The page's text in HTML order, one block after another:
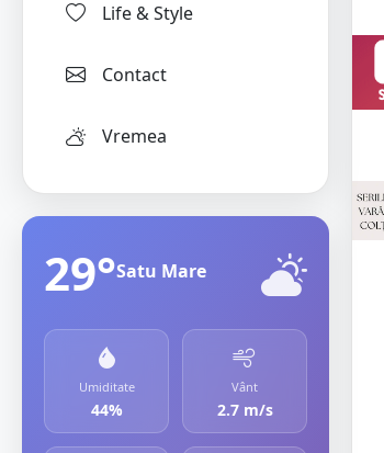
Life & Style
Contact
Vremea
29°Satu Mare
Umiditate
44%
Vânt
2.7 m/s